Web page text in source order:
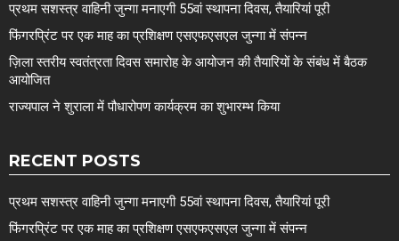
प्रथम सशस्त्र वाहिनी जुन्गा मनाएगी 55वां स्थापना दिवस, तैयारियां पूरी
फिंगरप्रिंट पर एक माह का प्रशिक्षण एसएफएसएल जुन्गा में संपन्न
ज़िला स्तरीय स्वतंत्रता दिवस समारोह के आयोजन की तैयारियों के संबंध में बैठक
आयोजित
राज्यपाल ने शुराला में पौधारोपण कार्यक्रम का शुभारम्भ किया
RECENT POSTS
प्रथम सशस्त्र वाहिनी जुन्गा मनाएगी 55वां स्थापना दिवस, तैयारियां पूरी
फिंगरप्रिंट पर एक माह का प्रशिक्षण एसएफएसएल जुन्गा में संपन्न